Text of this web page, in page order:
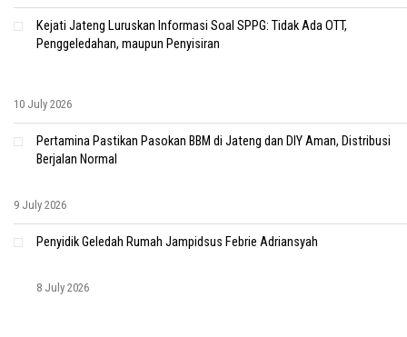
Kejati Jateng Luruskan Informasi Soal SPPG: Tidak Ada OTT,
Penggeledahan, maupun Penyisiran
10 July 2026
Pertamina Pastikan Pasokan BBM di Jateng dan DIY Aman, Distribusi
Berjalan Normal
9 July 2026
Penyidik Geledah Rumah Jampidsus Febrie Adriansyah
8 July 2026